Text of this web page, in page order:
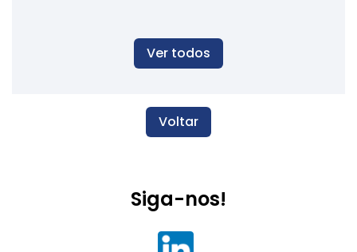
Ver todos
Voltar
Siga-nos!